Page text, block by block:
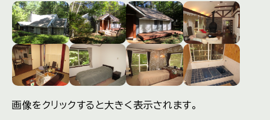
画像をクリックすると大きく表示されます。